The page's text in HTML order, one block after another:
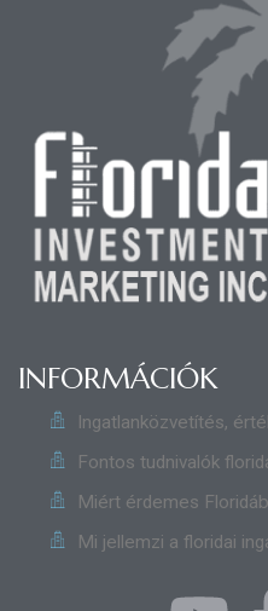
INFORMÁCIÓK
Ingatlanközvetítés,
Fontos tudnivalók
Miért érdemes
Mi jellemzi a floridai